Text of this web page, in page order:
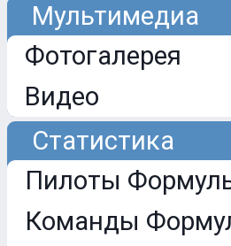
Мультимедиа
Фотогалерея
Видео
Статистика
Пилоты
Команды